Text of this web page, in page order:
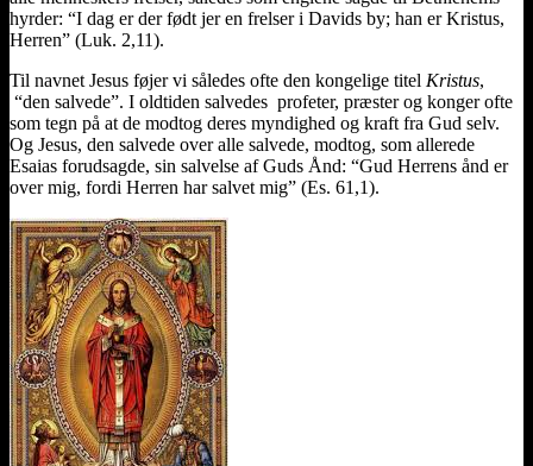
hyrder: “I dag er der født jer en frelser i Davids by; han er Kristus,
Herren” (Luk. 2,11).
Til navnet Jesus føjer vi således ofte den kongelige titel Kristus,
“den salvede”. I oldtiden salvedes profeter, præster og konger ofte
som tegn på at de modtog deres myndighed og kraft fra Gud selv.
Og Jesus, den salvede over alle salvede, modtog, som allerede
Esaias forudsagde, sin salvelse af Guds Ånd: “Gud Herrens ånd er
over mig, fordi Herren har salvet mig” (Es. 61,1).